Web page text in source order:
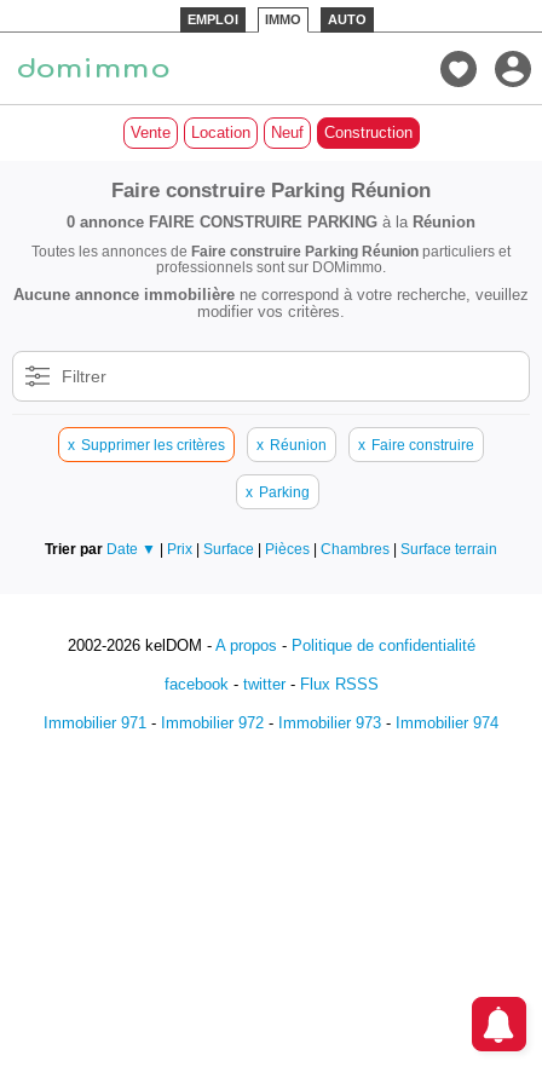
EMPLOI IMMO AUTO
Vente Location Neuf Construction
Faire construire Parking Réunion
0 annonce FAIRE CONSTRUIRE PARKING à la Réunion
Toutes les annonces de Faire construire Parking Réunion particuliers et
professionnels sont sur DOMimmo.
Aucune annonce immobilière ne correspond à votre recherche, veuillez
modifier vos critères.
Filtrer
x Supprimer les critères x Réunion x Faire construire
x Parking
Trier par Date ▼ | Prix | Surface | Pièces | Chambres | Surface terrain
2002-2026 kelDOM - A propos - Politique de confidentialité
facebook- twitter- Flux RSSS
Immobilier 971 - Immobilier 972 - Immobilier 973 - Immobilier 974